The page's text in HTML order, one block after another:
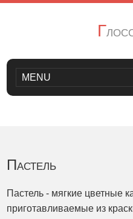
Г
Пастель
Пастель - мягкие цветные
приготавливаемые из